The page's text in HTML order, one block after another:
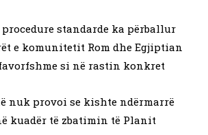
procedure standarde ka përballur
e komunitetit Rom dhe Egjiptian
si në rastin konkret
nuk provoi se kishte ndërmarrë
kuadër të zbatimin të Planit